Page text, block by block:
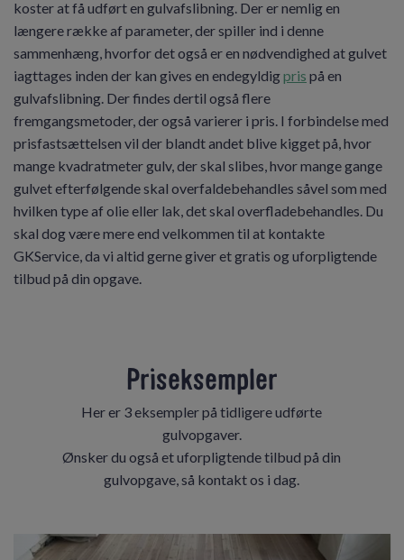
koster at få udført en gulvafslibning. Der er nemlig en
længere række af parameter, der spiller ind i denne
sammenhæng, hvorfor det også er en nødvendighed at gulvet
iagttages inden der kan gives en endegyldigpris på en
gulvafslibning. Der findes dertil også flere
fremgangsmetoder, der også varierer i pris. I forbindelse med
prisfastsættelsen vil der blandt andet blive kigget på, hvor
mange kvadratmeter gulv, der skal slibes, hvor mange gange
gulvet efterfølgende skal overfaldebehandles såvel som med
hvilken type af olie eller lak, det skal overfladebehandles. Du
skal dog være mere end velkommen til at kontakte
GKService, da vi altid gerne giver et gratis og uforpligtende
tilbud på din opgave.
Priseksempler
Her er 3 eksempler på tidligere udførte
gulvopgaver.
Ønsker du også et uforpligtende tilbud på din
gulvopgave, så kontakt os i dag.